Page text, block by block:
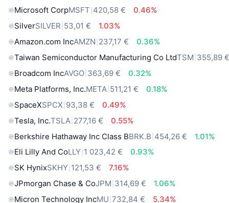
Microsoft CorpMSFT 420,58 €
0.46%
SilverSILVER 53,01 €
1.03%
Amazon.com IncAMZN 237,17 €
0.36%
Taiwan Semiconductor Manufacturing Co LtdTSM 355,89
Broadcom IncAVGO 363,69 €
0.32%
Meta Platforms, Inc.META 511,21 €
0.18%
SpaceXSPCX 93,38 €
0.49%
Tesla, Inc.TSLA 277,16 €
0.55%
Berkshire Hathaway Inc Class BBRK.B 454,26 €
1.01%
Eli Lilly And CoLLY 1 023,42 €
0.93%
SK HynixSKHY 121,53 €
7.16%
JPmorgan Chase & CoJPM 314,69 €
1.06%
Micron Technology IncMU 732,84 €
5.34%